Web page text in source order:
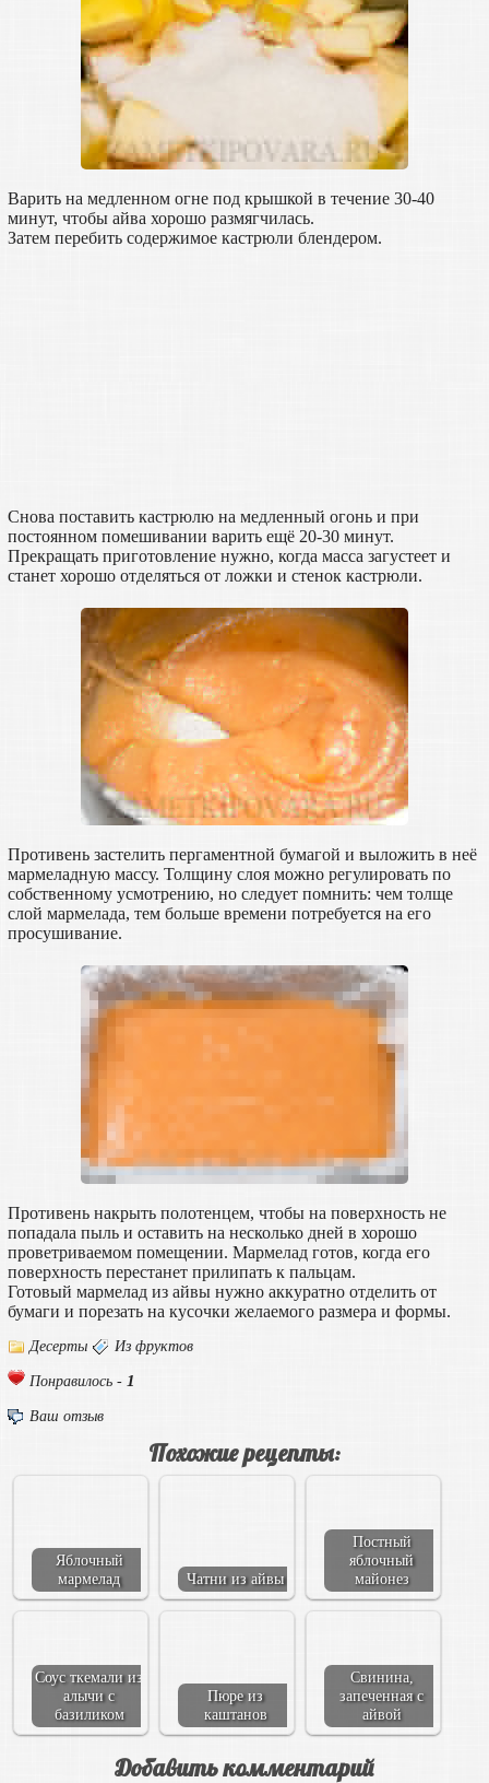
Варить на медленном огне под крышкой в течение 30-40
минут, чтобы айва хорошо размягчилась.
Затем перебить содержимое кастрюли блендером.
Снова поставить кастрюлю на медленный огонь и при
постоянном помешивании варить ещё 20-30 минут.
Прекращать приготовление нужно, когда масса загустеет и
станет хорошо отделяться от ложки и стенок кастрюли.
Противень застелить пергаментной бумагой и выложить в неё
мармеладную массу. Толщину слоя можно регулировать по
собственному усмотрению, но следует помнить: чем толще
слой мармелада, тем больше времени потребуется на его
просушивание.
Противень накрыть полотенцем, чтобы на поверхность не
попадала пыль и оставить на несколько дней в хорошо
проветриваемом помещении. Мармелад готов, когда его
поверхность перестанет прилипать к пальцам.
Готовый мармелад из айвы нужно аккуратно отделить от
бумаги и порезать на кусочки желаемого размера и формы.
Десерты Из фруктов
Понравилось -1
Ваш отзыв
Похожие рецепты:
Яблочный
мармелад
Чатни из айвы
Постный
яблочный
майонез
Соус ткемали из
алычи с
базиликом
Пюре из
каштанов
Свинина,
запеченная с
айвой
Добавить комментарий